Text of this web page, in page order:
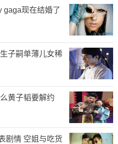
gaga现在结婚了
子嗣单薄儿女稀
黄子韬要解约
与吃货